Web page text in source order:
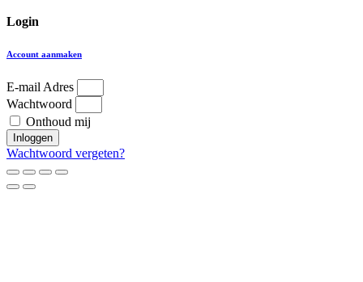
Login
Account aanmaken
E-mail Adres
Wachtwoord
Onthoud mij
Inloggen
Wachtwoord vergeten?